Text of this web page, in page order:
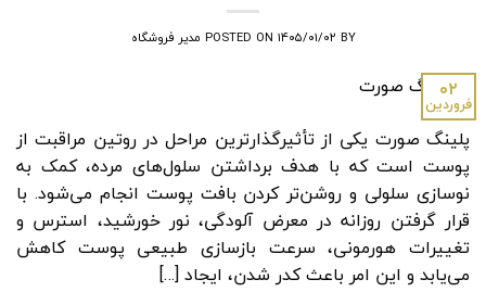
POSTED ON ۱۴۰۵/۰۱/۰۲ BY مدیر فروشگاه
۰۲
فروردین
پلینگ صورت یکی از تأثیرگذارترین مراحل در روتین مراقبت از
پوست است که با هدف برداشتن سلول‌های مرده، کمک به
نوسازی سلولی و روشن‌تر کردن بافت پوست انجام می‌شود. با
قرار گرفتن روزانه در معرض آلودگی، نور خورشید، استرس و
تغییرات هورمونی، سرعت بازسازی طبیعی پوست کاهش
می‌یابد و این امر باعث کدر شدن، ایجاد […]